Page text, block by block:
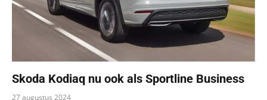
Skoda Kodiaq nu ook als Sportline Business
27 augustus 2024